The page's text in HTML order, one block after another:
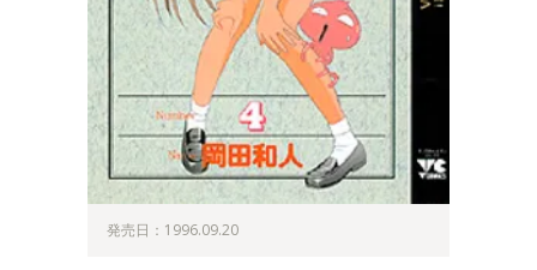
発売日：1996.09.20